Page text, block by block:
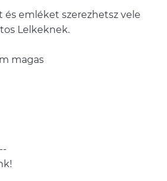
és emléket szerezhetsz vele
Lelkeknek.
magas